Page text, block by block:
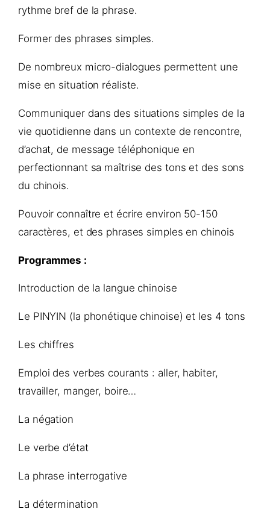
rythme bref de la phrase.
Former des phrases simples.
De nombreux micro-dialogues permettent une
mise en situation réaliste.
Communiquer dans des situations simples de la
vie quotidienne dans un contexte de rencontre,
d’achat, de message téléphonique en
perfectionnant sa maîtrise des tons et des sons
du chinois.
Pouvoir connaître et écrire environ 50-150
caractères, et des phrases simples en chinois
Programmes :
Introduction de la langue chinoise
Le PINYIN (la phonétique chinoise) et les 4 tons
Les chiffres
Emploi des verbes courants : aller, habiter,
travailler, manger, boire…
La négation
Le verbe d’état
La phrase interrogative
La détermination